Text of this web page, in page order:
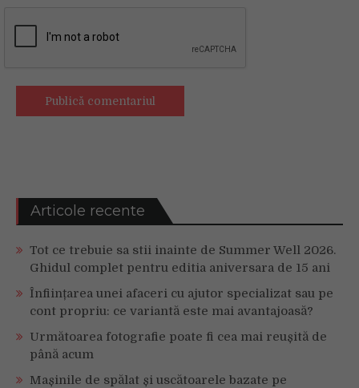
Articole recente
Tot ce trebuie sa stii inainte de Summer Well 2026.
Ghidul complet pentru editia aniversara de 15 ani
Înființarea unei afaceri cu ajutor specializat sau pe
cont propriu: ce variantă este mai avantajoasă?
Următoarea fotografie poate fi cea mai reușită de
până acum
Mașinile de spălat și uscătoarele bazate pe